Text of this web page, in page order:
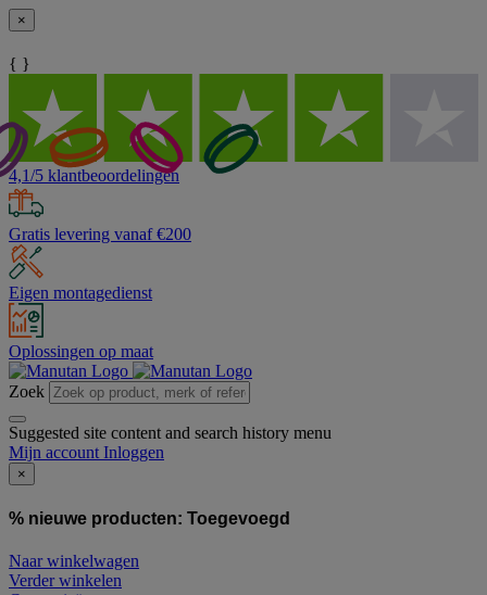
×
{ }
4,1/5 klantbeoordelingen
Gratis levering vanaf €200
Eigen montagedienst
Oplossingen op maat
Zoek
Suggested site content and search history menu
Mijn account Inloggen
×
% nieuwe producten: Toegevoegd
Naar winkelwagen
Verder winkelen